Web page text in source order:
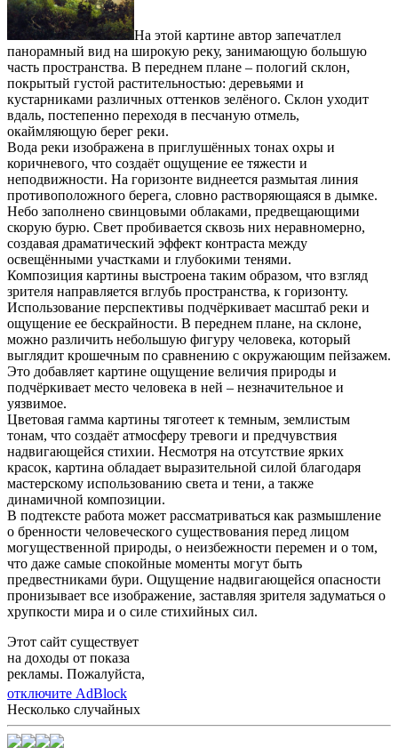
На этой картине автор запечатлел
панорамный вид на широкую реку, занимающую большую
часть пространства. В переднем плане – пологий склон,
покрытый густой растительностью: деревьями и
кустарниками различных оттенков зелёного. Склон уходит
вдаль, постепенно переходя в песчаную отмель,
окаймляющую берег реки.
Вода реки изображена в приглушённых тонах охры и
коричневого, что создаёт ощущение ее тяжести и
неподвижности. На горизонте виднеется размытая линия
противоположного берега, словно растворяющаяся в дымке.
Небо заполнено свинцовыми облаками, предвещающими
скорую бурю. Свет пробивается сквозь них неравномерно,
создавая драматический эффект контраста между
освещёнными участками и глубокими тенями.
Композиция картины выстроена таким образом, что взгляд
зрителя направляется вглубь пространства, к горизонту.
Использование перспективы подчёркивает масштаб реки и
ощущение ее бескрайности. В переднем плане, на склоне,
можно различить небольшую фигуру человека, который
выглядит крошечным по сравнению с окружающим пейзажем.
Это добавляет картине ощущение величия природы и
подчёркивает место человека в ней – незначительное и
уязвимое.
Цветовая гамма картины тяготеет к темным, землистым
тонам, что создаёт атмосферу тревоги и предчувствия
надвигающейся стихии. Несмотря на отсутствие ярких
красок, картина обладает выразительной силой благодаря
мастерскому использованию света и тени, а также
динамичной композиции.
В подтексте работа может рассматриваться как размышление
о бренности человеческого существования перед лицом
могущественной природы, о неизбежности перемен и о том,
что даже самые спокойные моменты могут быть
предвестниками бури. Ощущение надвигающейся опасности
пронизывает все изображение, заставляя зрителя задуматься о
хрупкости мира и о силе стихийных сил.
Этот сайт существует
на доходы от показа
рекламы. Пожалуйста,
отключите AdBlock
Несколько случайных